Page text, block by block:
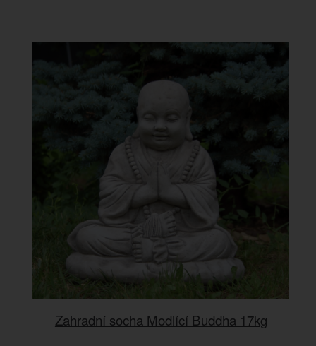
Zahradní socha Modlící Buddha 17kg